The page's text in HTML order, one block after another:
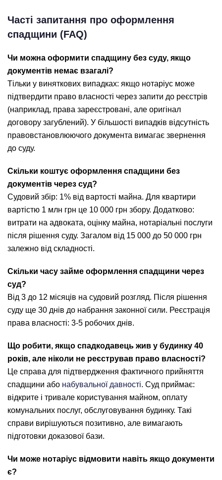
Часті запитання про оформлення
спадщини (FAQ)
Чи можна оформити спадщину без суду, якщо
документів немає взагалі?
Тільки у виняткових випадках: якщо нотаріус може
підтвердити право власності через запити до реєстрів
(наприклад, права зареєстровані, але оригінал
договору загублений). У більшості випадків відсутність
правовстановлюючого документа вимагає звернення
до суду.
Скільки коштує оформлення спадщини без
документів через суд?
Судовий збір: 1% від вартості майна. Для квартири
вартістю 1 млн грн це 10 000 грн збору. Додатково:
витрати на адвоката, оцінку майна, нотаріальні послуги
після рішення суду. Загалом від 15 000 до 50 000 грн
залежно від складності.
Скільки часу займе оформлення спадщини через
суд?
Від 3 до 12 місяців на судовий розгляд. Після рішення
суду ще 30 днів до набрання законної сили. Реєстрація
права власності: 3-5 робочих днів.
Що робити, якщо спадкодавець жив у будинку 40
років, але ніколи не реєстрував право власності?
Це справа для підтвердження фактичного прийняття
спадщини або набувальної давності. Суд приймає:
відкрите і тривале користування майном, оплату
комунальних послуг, обслуговування будинку. Такі
справи вирішуються позитивно, але вимагають
підготовки доказової бази.
Чи може нотаріус відмовити навіть якщо документи
є?